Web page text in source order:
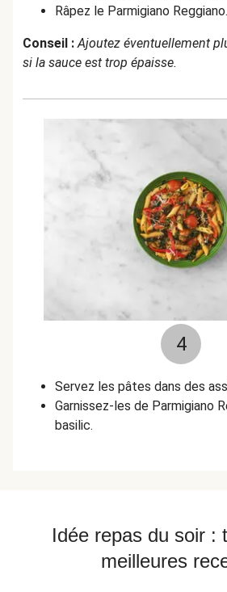
Râpez le Parmigiano Reggiano.
Conseil : Ajoutez éventuellement
si la sauce est trop épaisse.
4
Servez les pâtes dans des
Garnissez-les de Parmigiano
basilic.
Idée repas du soir :
meilleures